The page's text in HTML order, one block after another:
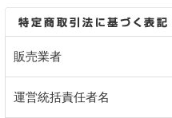
販売業者
運営統括責任者名